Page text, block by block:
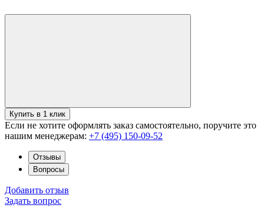
Купить в 1 клик
Если не хотите оформлять заказ самостоятельно, поручите это
нашим менеджерам: +7 (495) 150-09-52
Отзывы
Вопросы
Добавить отзыв
Задать вопрос